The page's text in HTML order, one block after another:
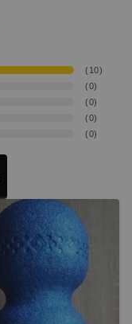
( 10)
(0)
(0)
(0)
(0)